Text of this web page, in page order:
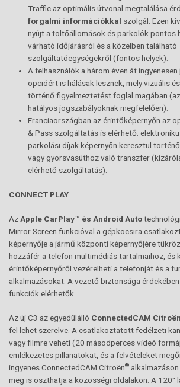
Traffic az optimális útvonal megtalálása
forgalmi információkkal szolgál. Ezen
nyújt a töltőállomások és parkolók pontos
várható időjárásról és a közelben található
szolgáltatóegységekről (fontos helyek).
A felhasználók a három éven át ingyenesen
opcióért is hálásak lesznek, mely vizuális
történő figyelmeztetést foglal magában
hatályos jogszabályoknak megfelelően).
Franciaországban az érintőképernyőn az
& Pass szolgáltatás is elérhető:
parkolási díjak képernyőn keresztül
vagy gyorsvasúthoz való transzfer
elérhető szolgáltatás).
CONNECT PLAY
Az Apple CarPlay™ és Android Auto
Mirror Screen funkcióval a gépkocsira
képernyője a jármű központi képernyőjére
hozzáfér a telefon multimédiás tartalmaihoz, és
érintőképernyőről vezérelheti a telefonját és a
alkalmazásokat. A vezető biztonsága
funkciók elérhetők.
Az új C3 az egyedülálló ConnectedCAM Citroën
fel lehet szerelve. A csatlakoztatott fedélzeti
vagy filmre veheti (20 másodperces videó
emlékezetes pillanatokat, és a felvételeket
ingyenes ConnectedCAM Citroën®
meg is oszthatja a közösségi oldalakon. A 120°